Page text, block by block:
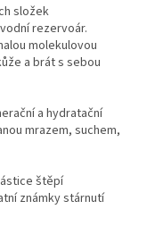
složek
rezervoár.
molekulovou
a brát s sebou
a hydratační
mrazem, suchem,
štěpí
známky stárnutí